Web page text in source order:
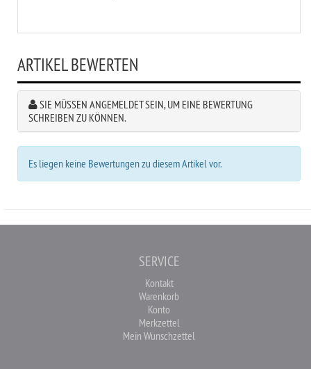
ARTIKEL BEWERTEN
SIE MÜSSEN ANGEMELDET SEIN, UM EINE BEWERTUNG
SCHREIBEN ZU KÖNNEN.
Es liegen keine Bewertungen zu diesem Artikel vor.
SERVICE
Kontakt
Warenkorb
Konto
Merkzettel
Mein Wunschzettel